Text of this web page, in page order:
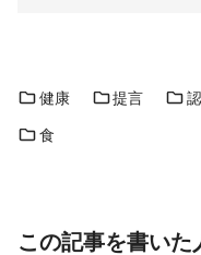
健康 提言
食
この記事を書いた